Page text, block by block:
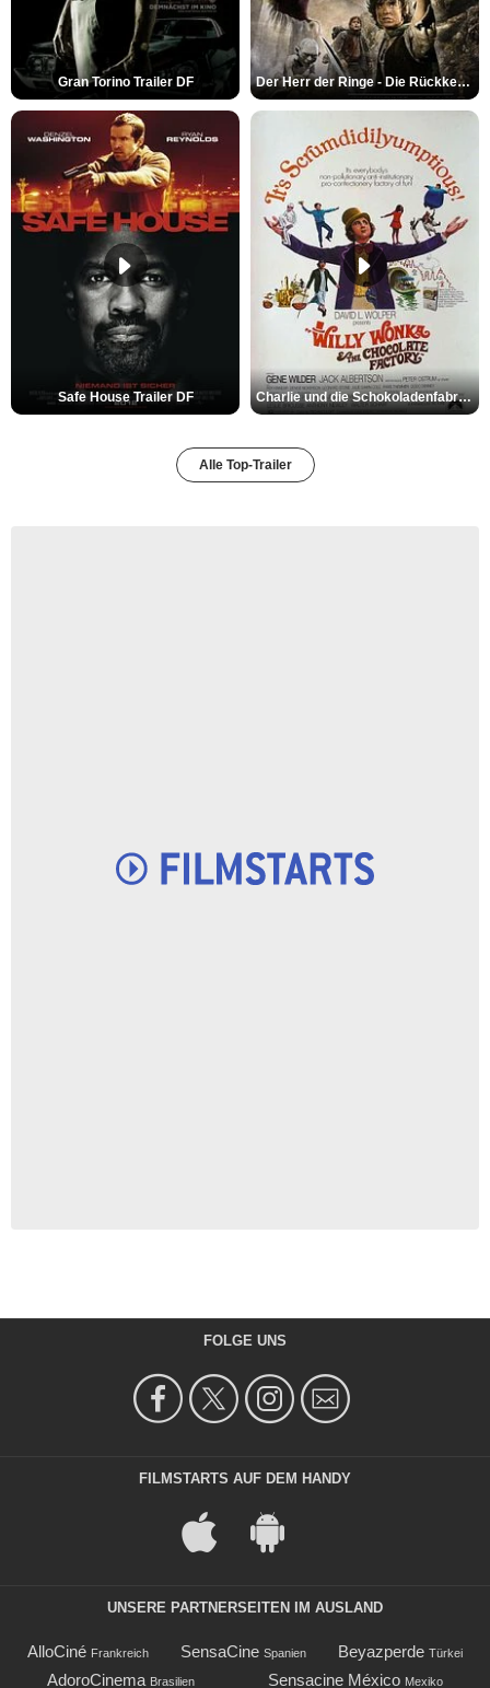
Gran Torino Trailer DF Der Herr der Ringe - Die Rückkehr des Königs Trailer OV
Safe House Trailer DF Charlie und die Schokoladenfabrik Trailer OV
Alle Top-Trailer
FOLGE UNS
FILMSTARTS AUF DEM HANDY
UNSERE PARTNERSEITEN IM AUSLAND
AlloCiné Frankreich SensaCine Spanien Beyazperde Türkei
AdoroCinema Brasilien Sensacine México Mexiko